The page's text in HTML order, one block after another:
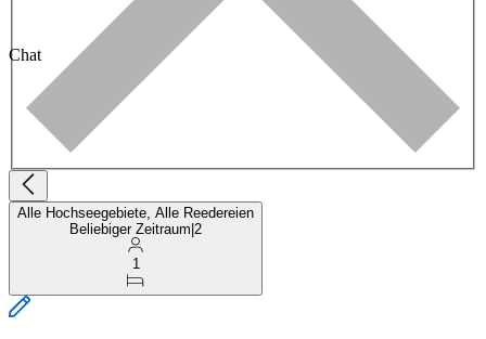
Chat
Alle Hochseegebiete, Alle Reedereien
Beliebiger Zeitraum 2
1